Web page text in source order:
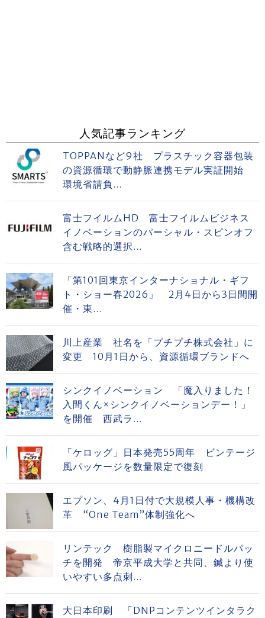
人気記事ランキング
TOPPANなど9社 プラスチック容器包装
の資源循環で動静脈連携モデル実証開始
環境省請負...
富士フイルムHD 富士フイルムビジネス
イノベーションのパーシャル・スピンオフ
含む戦略的選択...
「第101回東京インターナショナル・ギフ
ト・ショー春2026」 2月4日から3日間開
催・東...
川上産業 社名を「プチプチ株式会社」に
変更 10月1日から、資源循環ブランドへ
シンクイノベーション 「魔入りました！
入間くん×シンクイノベーションデー！」
を開催 西武ラ...
「ケロッグ」日本発売55周年 ビンテージ
風パッケージを数量限定で復刻
エプソン、4月1日付で大規模人事・機構改
革 “One Team”体制強化へ
リンテック 樹脂製マイクロニードルパッ
チを開発 帝京平成大学と共同、鍼より使
いやすい多点刺...
大日本印刷 「DNPコンテンツインタラク